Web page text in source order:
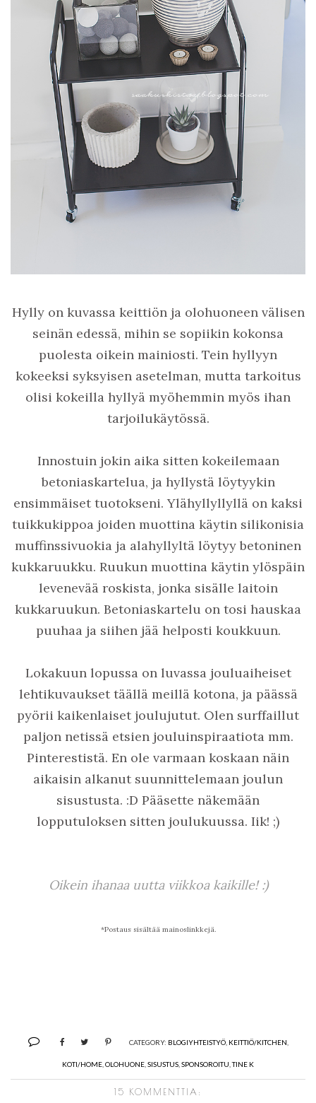
Hylly on kuvassa keittiön ja olohuoneen välisen
seinän edessä, mihin se sopiikin kokonsa
puolesta oikein mainiosti. Tein hyllyyn
kokeeksi syksyisen asetelman, mutta tarkoitus
olisi kokeilla hyllyä myöhemmin myös ihan
tarjoilukäytössä.
Innostuin jokin aika sitten kokeilemaan
betoniaskartelua, ja hyllystä löytyykin
ensimmäiset tuotokseni. Ylähyllyllyllä on kaksi
tuikkukippoa joiden muottina käytin silikonisia
muffinssivuokia ja alahyllyltä löytyy betoninen
kukkaruukku. Ruukun muottina käytin ylöspäin
levenevää roskista, jonka sisälle laitoin
kukkaruukun. Betoniaskartelu on tosi hauskaa
puuhaa ja siihen jää helposti koukkuun.
Lokakuun lopussa on luvassa jouluaiheiset
lehtikuvaukset täällä meillä kotona, ja päässä
pyörii kaikenlaiset joulujutut. Olen surffaillut
paljon netissä etsien jouluinspiraatiota mm.
Pinterestistä. En ole varmaan koskaan näin
aikaisin alkanut suunnittelemaan joulun
sisustusta. :D Pääsette näkemään
lopputuloksen sitten joulukuussa. Iik! ;)
Oikein ihanaa uutta viikkoa kaikille! :)
*Postaus sisältää mainoslinkkejä.
CATEGORY: BLOGIYHTEISTYÖ, KEITTIÖ/KITCHEN
KOTI/HOME OLOHUONE SISUSTUS SPONSOROITU ,TINE K
15 KOMMENTTIA: